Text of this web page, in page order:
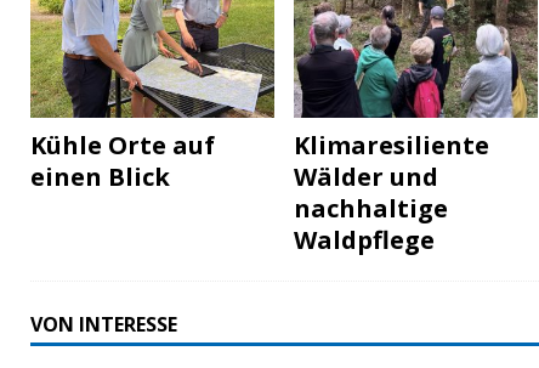
Kühle Orte auf
einen Blick
Klimaresiliente
Wälder und
nachhaltige
Waldpflege
VON INTERESSE